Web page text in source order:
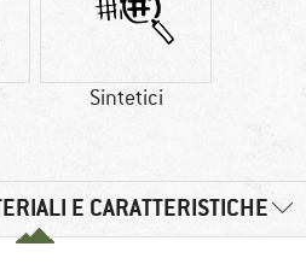
Sintetici
E CARATTERISTICHE